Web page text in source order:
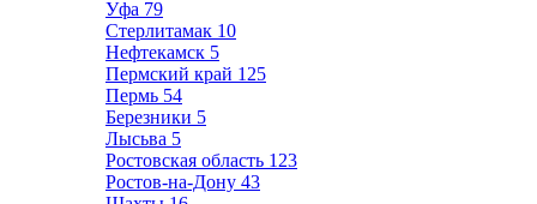
Уфа 79
Стерлитамак 10
Нефтекамск 5
Пермский край 125
Пермь 54
Березники 5
Лысьва 5
Ростовская область 123
Ростов-на-Дону 43